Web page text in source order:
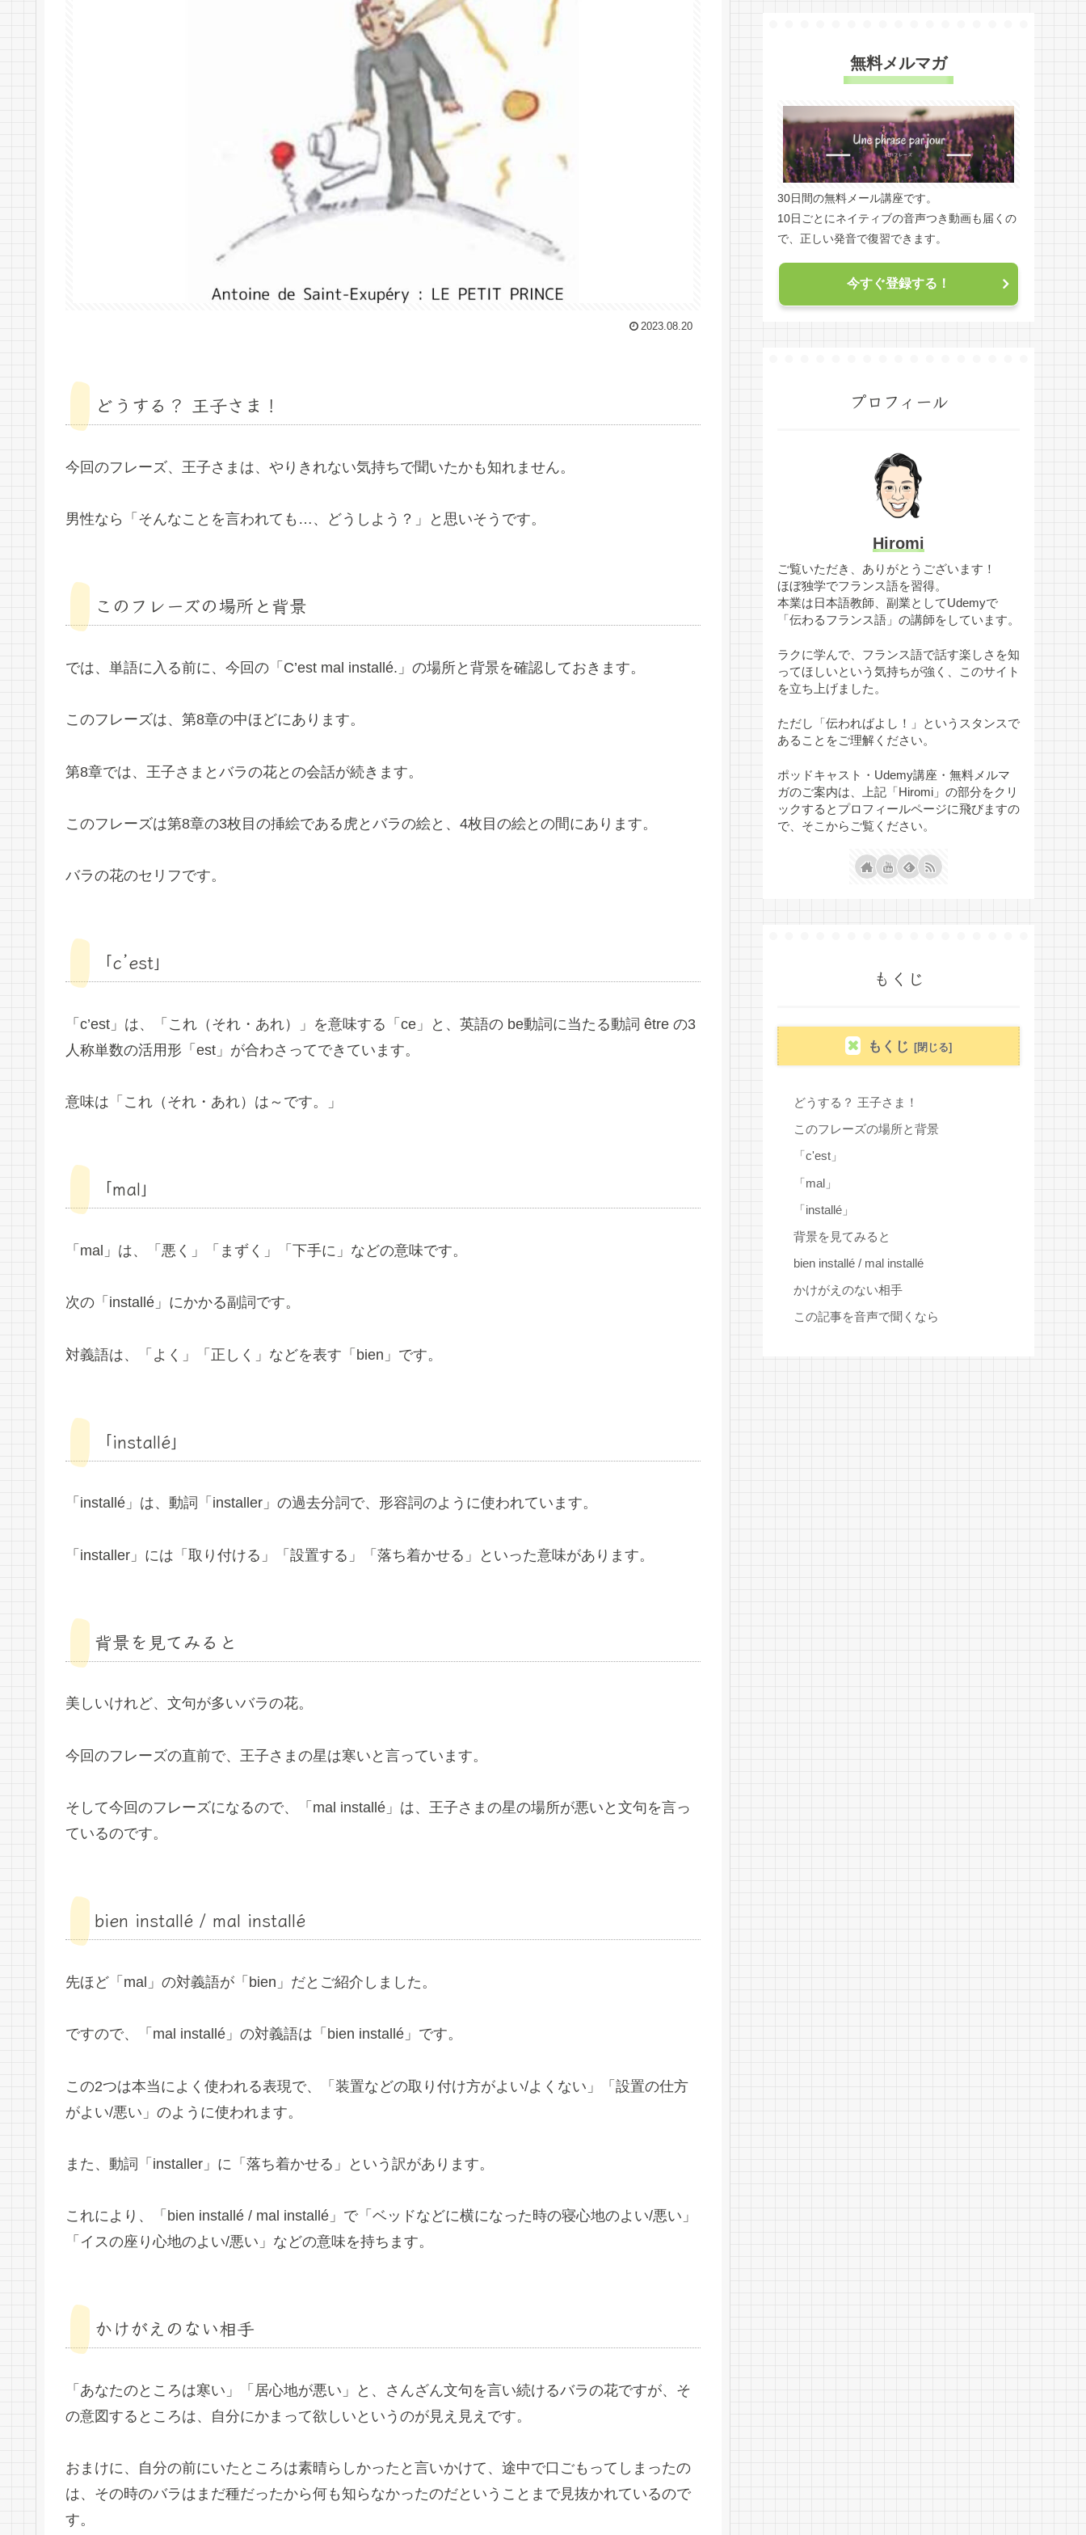
2023.08.20
どうする？ 王子さま！
今回のフレーズ、王子さまは、やりきれない気持ちで聞いたかも知れません。
男性なら「そんなことを言われても…、どうしよう？」と思いそうです。
このフレーズの場所と背景
では、単語に入る前に、今回の「C’est mal installé.」の場所と背景を確認しておきます。
このフレーズは、第8章の中ほどにあります。
第8章では、王子さまとバラの花との会話が続きます。
このフレーズは第8章の3枚目の挿絵である虎とバラの絵と、4枚目の絵との間にあります。
バラの花のセリフです。
「c’est」
「c’est」は、「これ（それ・あれ）」を意味する「ce」と、英語の be動詞に当たる動詞 être の3
人称単数の活用形「est」が合わさってできています。
意味は「これ（それ・あれ）は～です。」
「mal」
「mal」は、「悪く」「まずく」「下手に」などの意味です。
次の「installé」にかかる副詞です。
対義語は、「よく」「正しく」などを表す「bien」です。
「installé」
「installé」は、動詞「installer」の過去分詞で、形容詞のように使われています。
「installer」には「取り付ける」「設置する」「落ち着かせる」といった意味があります。
背景を見てみると
美しいけれど、文句が多いバラの花。
今回のフレーズの直前で、王子さまの星は寒いと言っています。
そして今回のフレーズになるので、「mal installé」は、王子さまの星の場所が悪いと文句を言っ
ているのです。
bien installé / mal installé
先ほど「mal」の対義語が「bien」だとご紹介しました。
ですので、「mal installé」の対義語は「bien installé」です。
この2つは本当によく使われる表現で、「装置などの取り付け方がよい/よくない」「設置の仕方
がよい/悪い」のように使われます。
また、動詞「installer」に「落ち着かせる」という訳があります。
これにより、「bien installé / mal installé」で「ベッドなどに横になった時の寝心地のよい/悪い」
「イスの座り心地のよい/悪い」などの意味を持ちます。
かけがえのない相手
「あなたのところは寒い」「居心地が悪い」と、さんざん文句を言い続けるバラの花ですが、そ
の意図するところは、自分にかまって欲しいというのが見え見えです。
おまけに、自分の前にいたところは素晴らしかったと言いかけて、途中で口ごもってしまったの
は、その時のバラはまだ種だったから何も知らなかったのだということまで見抜かれているので
す。
無料メルマガ
30日間の無料メール講座です。
10日ごとにネイティブの音声つき動画も届くの
で、正しい発音で復習できます。
今すぐ登録する！
プロフィール
Hiromi
ご覧いただき、ありがとうございます！
ほぼ独学でフランス語を習得。
本業は日本語教師、副業としてUdemyで
「伝わるフランス語」の講師をしています。
ラクに学んで、フランス語で話す楽しさを知
ってほしいという気持ちが強く、このサイト
を立ち上げました。
ただし「伝わればよし！」というスタンスで
あることをご理解ください。
ポッドキャスト・Udemy講座・無料メルマ
ガのご案内は、上記「Hiromi」の部分をクリ
ックするとプロフィールページに飛びますの
で、そこからご覧ください。
もくじ
もくじ
どうする？ 王子さま！
このフレーズの場所と背景
「c'est」
「mal」
「installé」
背景を見てみると
bien installé / mal installé
かけがえのない相手
この記事を音声で聞くなら